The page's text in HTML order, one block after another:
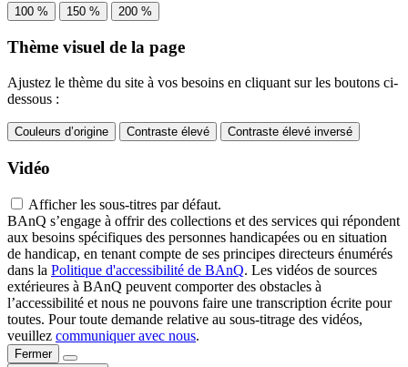
100 % 150 % 200 %
Thème visuel de la page
Ajustez le thème du site à vos besoins en cliquant sur les boutons ci-
dessous :
Couleurs d’origine Contraste élevé Contraste élevé inversé
Vidéo
Afficher les sous-titres par défaut.
BAnQ s’engage à offrir des collections et des services qui répondent
aux besoins spécifiques des personnes handicapées ou en situation
de handicap, en tenant compte de ses principes directeurs énumérés
dans la Politique d'accessibilité de BAnQ. Les vidéos de sources
extérieures à BAnQ peuvent comporter des obstacles à
l’accessibilité et nous ne pouvons faire une transcription écrite pour
toutes. Pour toute demande relative au sous-titrage des vidéos,
veuillez communiquer avec nous.
Fermer